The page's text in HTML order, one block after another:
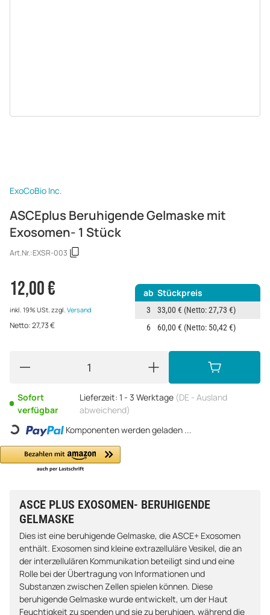
ExoCoBio Inc.
ASCEplus Beruhigende Gelmaske mit
Exosomen- 1 Stück
Art.Nr.:EXSR-003
12,00 €
inkl. 19% USt. zzgl. Versand
Netto:27,73€
ab Stückpreis
3 33,00 € (Netto: 27,73 €)
6
60,00 € (Netto: 50,42 €)
Sofort
verfügbar
Lieferzeit: 1 - 3 Werktage (DE - Ausland
abweichend)
Loading... Komponenten werden geladen ...
ASCE PLUS EXOSOMEN- BERUHIGENDE
GELMASKE
Dies ist eine beruhigende Gelmaske, die ASCE+ Exosomen
enthält. Exosomen sind kleine extrazelluläre Vesikel, die an
der interzellulären Kommunikation beteiligt sind und eine
Rolle bei der Übertragung von Informationen und
Substanzen zwischen Zellen spielen können. Diese
beruhigende Gelmaske wurde entwickelt, um der Haut
Feuchtigkeit zu spenden und sie zu beruhigen, während die